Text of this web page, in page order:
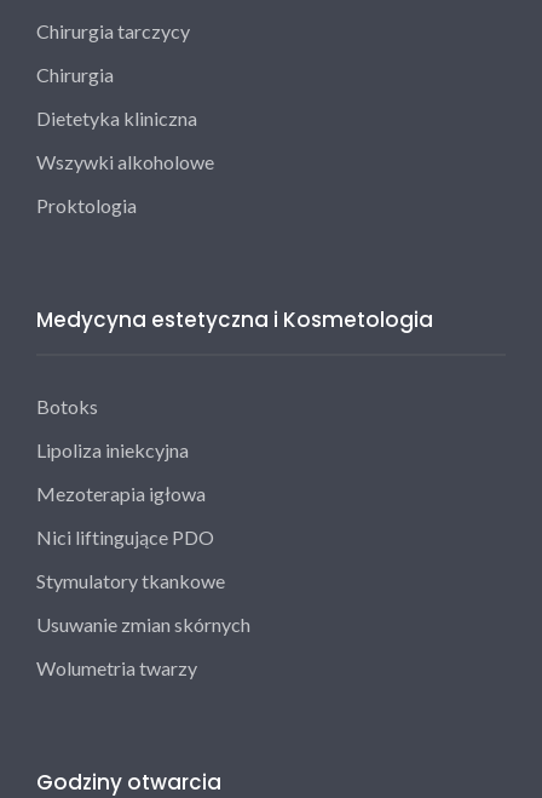
Chirurgia tarczycy
Chirurgia
Dietetyka kliniczna
Wszywki alkoholowe
Proktologia
Medycyna estetyczna i Kosmetologia
Botoks
Lipoliza iniekcyjna
Mezoterapia igłowa
Nici liftingujące PDO
Stymulatory tkankowe
Usuwanie zmian skórnych
Wolumetria twarzy
Godziny otwarcia